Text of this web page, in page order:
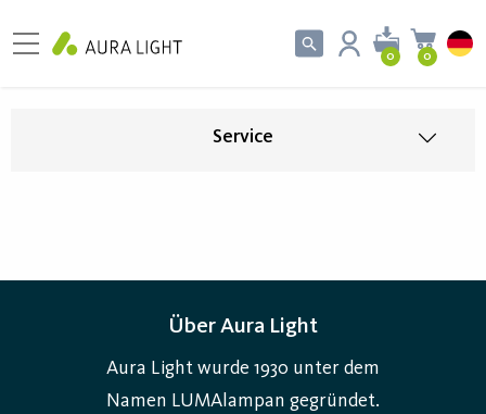
0 0
Service
Über Aura Light
Aura Light wurde 1930 unter dem
Namen LUMAlampan gegründet.